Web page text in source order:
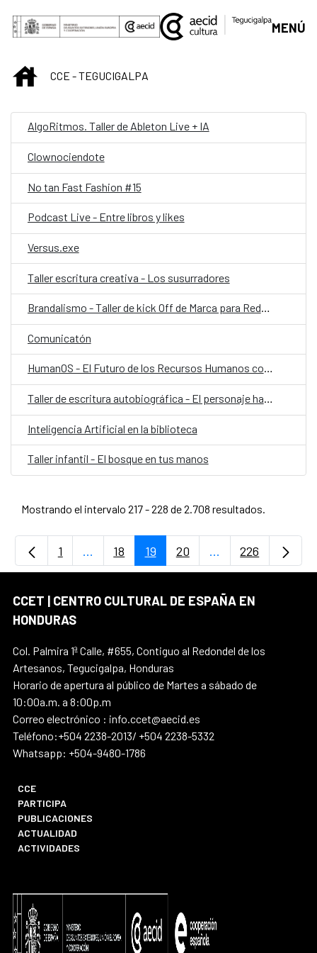
Saltar al contenido principal
MENÚ
INICIOCCE - TEGUCIGALPA
AlgoRitmos. Taller de Ableton Live + IA
Clownociendote
No tan Fast Fashion #15
Podcast Live - Entre libros y likes
Versus.exe
Taller escritura creativa - Los susurradores
Brandalismo - Taller de kick Off de Marca para Redes Sociales
Comunicatón
HumanOS - El Futuro de los Recursos Humanos con IA
Taller de escritura autobiográfica - El personaje habitado
Inteligencia Artificial en la biblioteca
Taller infantil - El bosque en tus manos
Mostrando el intervalo 217 - 228 de 2.708 resultados.
Página
1 ...Páginas intermedias Use TAB para
Página
18 Página
19 Página
20 ...PáginasPágina
226
CCET | CENTRO CULTURAL DE ESPAÑA EN
HONDURAS
Col. Palmira 1ª Calle, #655, Contiguo al Redondel de los
Artesanos, Tegucigalpa, Honduras
Horario de apertura al público de Martes a sábado de
10:00a.m. a 8:00p.m
Correo electrónico : info.ccet@aecid.es
Teléfono:+504 2238-2013/ +504 2238-5332
Whatsapp: +504-9480-1786
CCE
PARTICIPA
PUBLICACIONES
ACTUALIDAD
ACTIVIDADES